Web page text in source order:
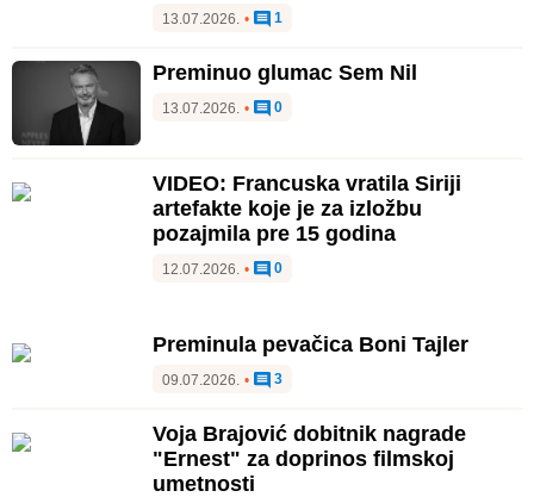
13.07.2026. • 1
Preminuo glumac Sem Nil
13.07.2026. • 0
VIDEO: Francuska vratila Siriji
artefakte koje je za izložbu
pozajmila pre 15 godina
12.07.2026. • 0
Preminula pevačica Boni Tajler
09.07.2026. • 3
Voja Brajović dobitnik nagrade
"Ernest" za doprinos filmskoj
umetnosti